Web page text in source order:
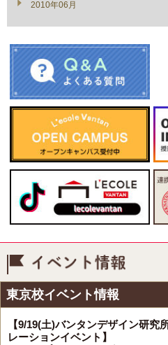
2010年06月
東京校イベント情報
【9/19(土)バンタンデザイン研
レーションイベント】